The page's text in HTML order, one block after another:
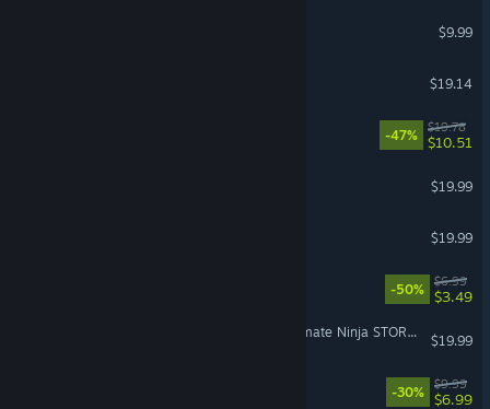
$9.99
$19.14
-47%
$19.78
$10.51
$19.99
$19.99
-50%
$6.99
$3.49
NARUTO SHIPPUDEN: Ultimate Ninja STORM 4
$19.99
-30%
$9.99
$6.99